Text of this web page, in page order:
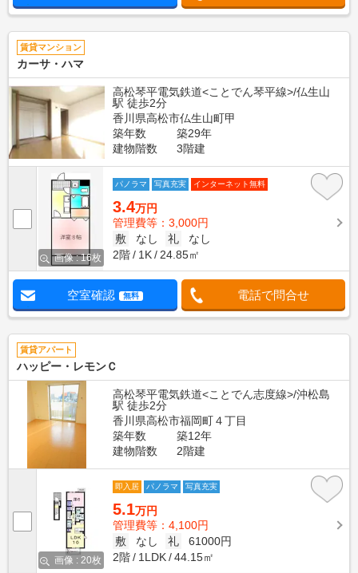
賃貸マンション
カーサ・ハマ
高松琴平電気鉄道<ことでん琴平線>/仏生山
駅 徒歩2分
香川県高松市仏生山町甲
築年数
築29年
建物階数
3階建
画像 : 16枚
パノラマ 写真充実 インターネット無料
3.4万円
管理費等：3,000円
敷
なし 礼
なし
2階
1K 24.85㎡
空室確認 無料 電話で問合せ
賃貸アパート
ハッピー・レモンＣ
高松琴平電気鉄道<ことでん志度線>/沖松島
駅 徒歩2分
香川県高松市福岡町４丁目
築年数
築12年
建物階数
2階建
画像 : 20枚
即入居 パノラマ 写真充実
5.1万円
管理費等：4,100円
敷
なし 礼
61000円
2階
1LDK 44.15㎡